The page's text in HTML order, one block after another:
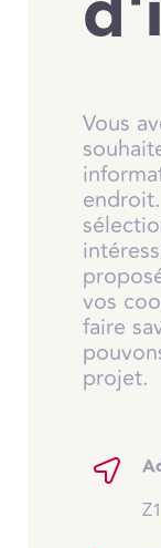
Vous
vos
faire
projet.